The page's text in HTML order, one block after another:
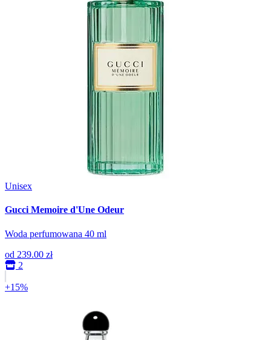
Unisex
Gucci Memoire d'Une Odeur
Woda perfumowana 40 ml
od 239.00 zł
2
+15%